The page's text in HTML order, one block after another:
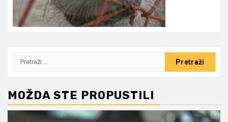
Pretraži:
MOŽDA STE PROPUSTILI